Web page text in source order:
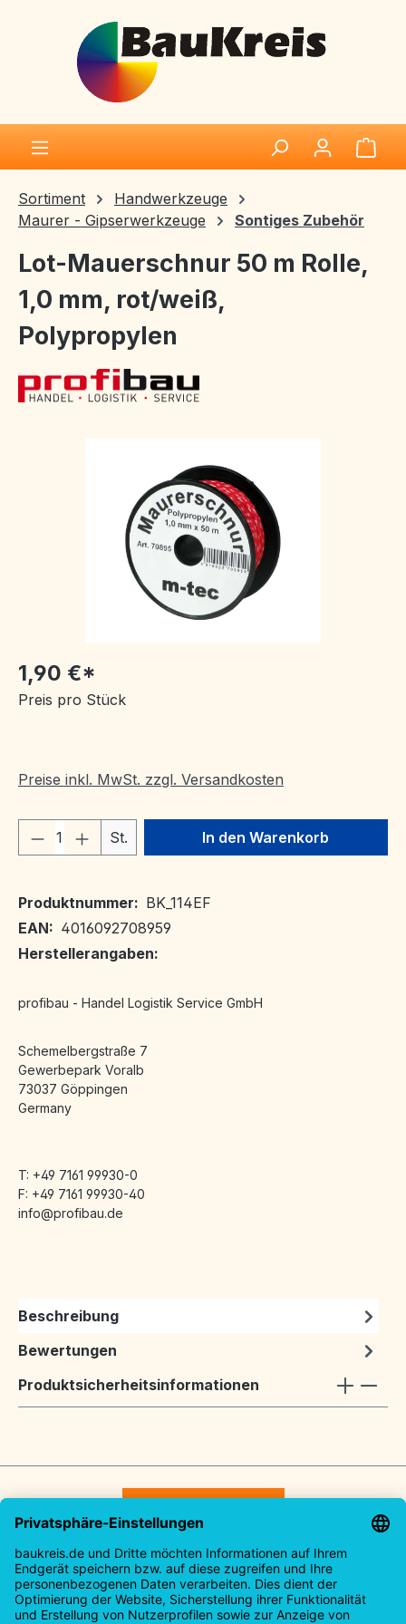
Zum Hauptinhalt springen
Sortiment
Handwerkzeuge
Maurer - Gipserwerkzeuge
Sontiges Zubehör
Lot-Mauerschnur 50 m Rolle,
1,0 mm, rot/weiß,
Polypropylen
1,90 €*
Preis pro Stück
Preise inkl. MwSt. zzgl. Versandkosten
Produkt Anzahl: Gib den
St. In den Warenkorb
Produktnummer: BK_114EF
EAN: 4016092708959
Herstellerangaben:
profibau - Handel Logistik Service GmbH
Schemelbergstraße 7
Gewerbepark Voralb
73037 Göppingen
Germany
T: +49 7161 99930-0
F: +49 7161 99930-40
info@profibau.de
Beschreibung
Bewertungen
Produktsicherheitsinformationen
Service-Hotline
Rechtliches